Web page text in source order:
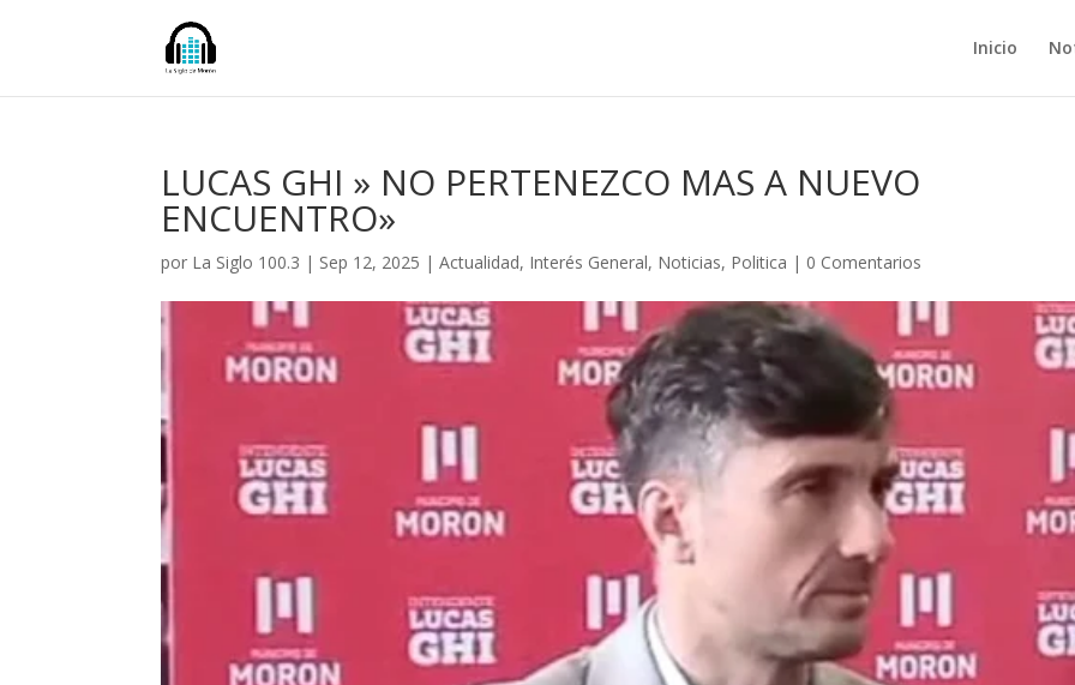
Inicio
LUCAS GHI » NO PERTENEZCO MAS A NUEVO
ENCUENTRO»
por La Siglo 100.3 | Sep 12, 2025 |Actualidad, Interés General, Noticias, Politica | 0 Comentarios